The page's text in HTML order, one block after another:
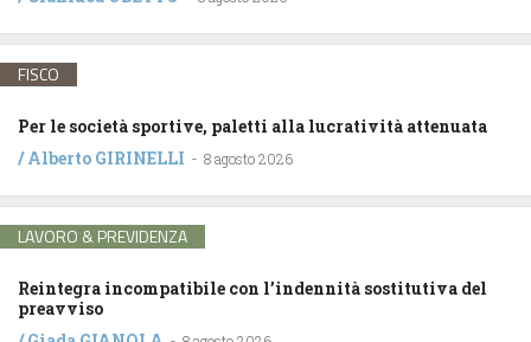
FISCO
Per le società sportive, paletti alla lucratività attenuata
/Alberto GIRINELLI - 8 agosto 2026
LAVORO & PREVIDENZA
Reintegra incompatibile con l’indennità sostitutiva del
preavviso